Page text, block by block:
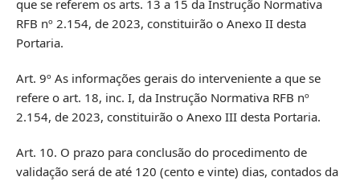
que se referem os arts. 13 a 15 da Instrução Normativa
RFB nº 2.154, de 2023, constituirão o Anexo II desta
Portaria.
Art. 9º As informações gerais do interveniente a que se
refere o art. 18, inc. I, da Instrução Normativa RFB nº
2.154, de 2023, constituirão o Anexo III desta Portaria.
Art. 10. O prazo para conclusão do procedimento de
validação será de até 120 (cento e vinte) dias, contados da